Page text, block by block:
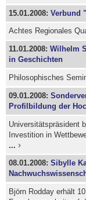
15.01.2008:Verbund
Achtes Regionales
11.01.2008:Wilhelm
in Geschichten
Philosophisches
09.01.2008:
Profilbildung der
Universitätspräsident
Investition in
...
08.01.2008:Sibylle
Björn Rodday erhält